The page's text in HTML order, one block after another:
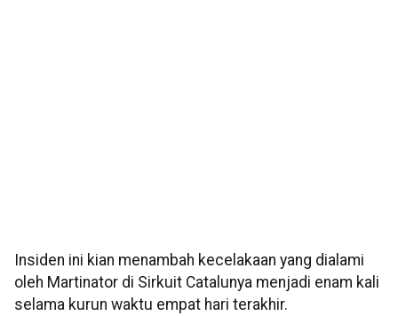
Insiden ini kian menambah kecelakaan yang dialami
oleh Martinator di Sirkuit Catalunya menjadi enam kali
selama kurun waktu empat hari terakhir.